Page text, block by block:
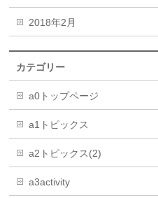
2018年2月
カテゴリー
a0トップページ
a1トピックス
a2トピックス(2)
a3activity